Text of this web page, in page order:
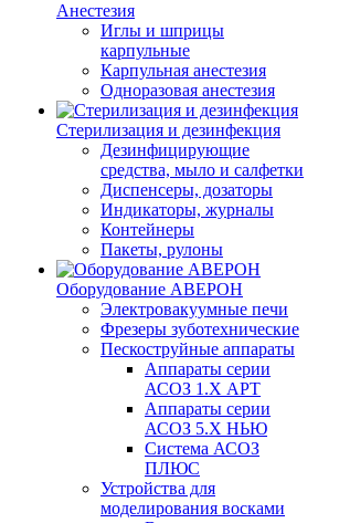
Анестезия
Иглы и шприцы
карпульные
Карпульная анестезия
Одноразовая анестезия
Стерилизация и дезинфекция
Дезинфицирующие
средства, мыло и салфетки
Диспенсеры, дозаторы
Индикаторы, журналы
Контейнеры
Пакеты, рулоны
Оборудование АВЕРОН
Электровакуумные печи
Фрезеры зуботехнические
Пескоструйные аппараты
Аппараты серии
АСОЗ 1.Х АРТ
Аппараты серии
АСОЗ 5.Х НЬЮ
Система АСОЗ
ПЛЮС
Устройства для
моделирования восками